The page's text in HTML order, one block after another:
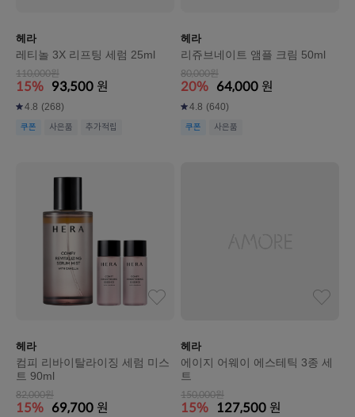
헤라
레티놀 3X 리프팅 세럼 25ml
110,000원
15% 93,500 원
4.8 (268)
쿠폰 사은품 추가적립
헤라
리쥬브네이트 앰플 크림 50ml
80,000원
20% 64,000 원
4.8 (640)
쿠폰 사은품
헤라
컴피 리바이탈라이징 세럼 미스
트 90ml
82,000원
15% 69,700 원
헤라
에이지 어웨이 에스테틱 3종 세
트
150,000원
15% 127,500 원